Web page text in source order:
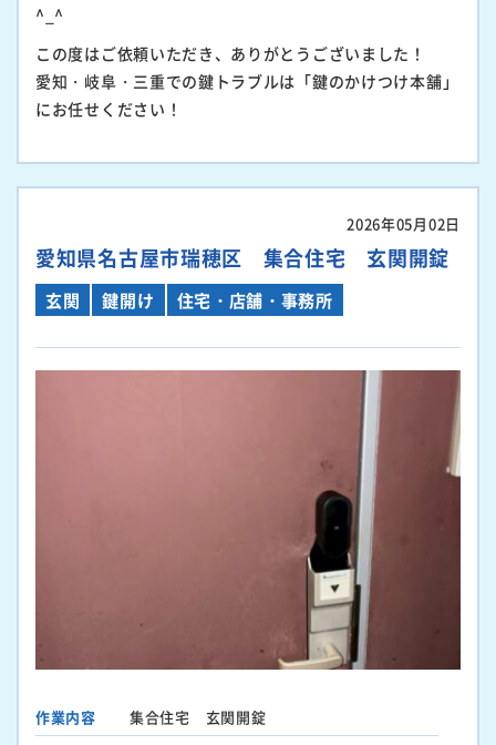
^_^
この度はご依頼いただき、ありがとうございました！
愛知・岐阜・三重での鍵トラブルは「鍵のかけつけ本舗」
にお任せください！
2026年05月02日
愛知県名古屋市瑞穂区 集合住宅 玄関開錠
玄関 鍵開け 住宅・店舗・事務所
作業内容
集合住宅 玄関開錠